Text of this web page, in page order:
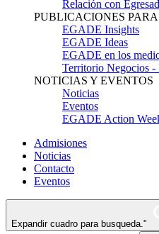
Relación con
PUBLICACIONES
EGADE Insights
EGADE Ideas
EGADE en los
Territorio Negocios -
NOTICIAS Y EVENTOS
Noticias
Eventos
EGADE Action
Admisiones
Noticias
Contacto
Eventos
Expandir cuadro para busqueda."